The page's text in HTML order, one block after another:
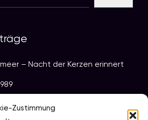
Zustimmung
– Nacht der Kerzen erinnert
der Kerzen“ 2025